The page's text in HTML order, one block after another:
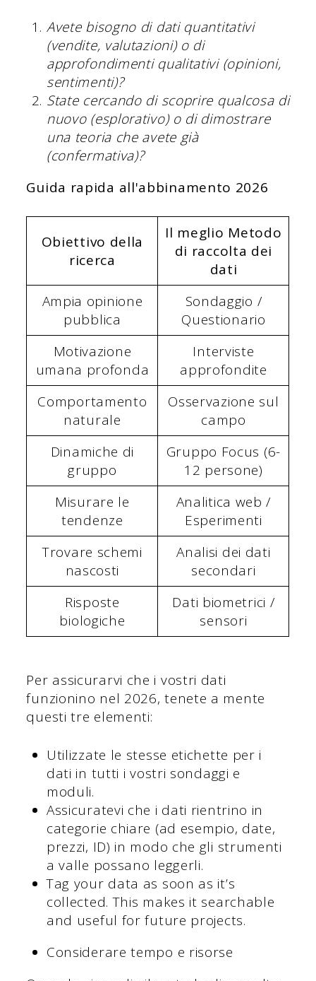
Avete bisogno di dati quantitativi
(vendite, valutazioni) o di
approfondimenti qualitativi (opinioni,
sentimenti)?
State cercando di scoprire qualcosa di
nuovo (esplorativo) o di dimostrare
una teoria che avete già
(confermativa)?
Guida rapida all'abbinamento 2026
Obiettivo della
ricerca
Il meglio Metodo
di raccolta dei
dati
Ampia opinione
pubblica
Sondaggio /
Questionario
Motivazione
umana profonda
Interviste
approfondite
Comportamento
naturale
Osservazione sul
campo
Dinamiche di
gruppo
Gruppo Focus (6-
12 persone)
Misurare le
tendenze
Analitica web /
Esperimenti
Trovare schemi
nascosti
Analisi dei dati
secondari
Risposte
biologiche
Dati biometrici /
sensori
Per assicurarvi che i vostri dati
funzionino nel 2026, tenete a mente
questi tre elementi:
Utilizzate le stesse etichette per i
dati in tutti i vostri sondaggi e
moduli.
Assicuratevi che i dati rientrino in
categorie chiare (ad esempio, date,
prezzi, ID) in modo che gli strumenti
a valle possano leggerli.
Tag your data as soon as it’s
collected. This makes it searchable
and useful for future projects.
Considerare tempo e risorse